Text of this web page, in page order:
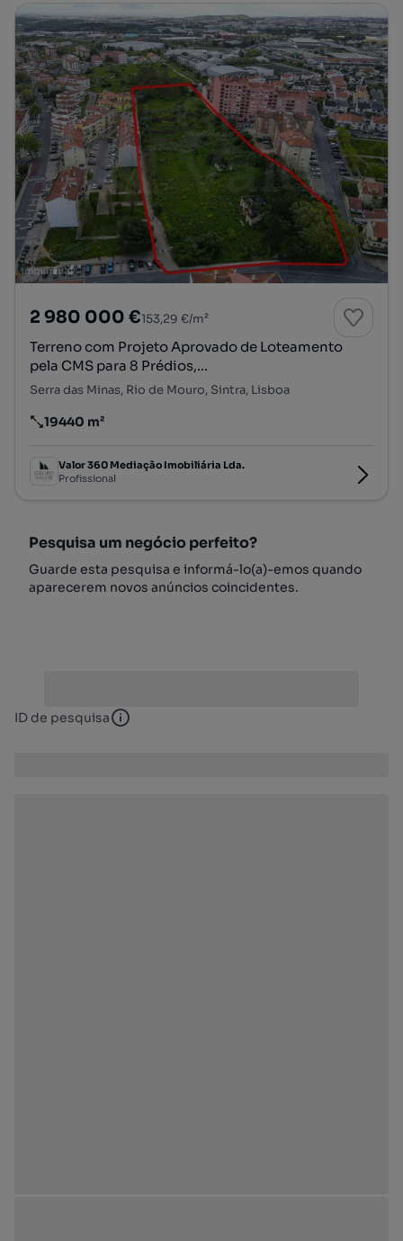
2 980 000 €153,29 €/m²
Terreno com Projeto Aprovado de Loteamento
pela CMS para 8 Prédios,...
Serra das Minas, Rio de Mouro, Sintra, Lisboa
Preço por metro quadrado
19440 m²
Valor 360 Mediação Imobiliária Lda.
Profissional
Pesquisa um negócio perfeito?
Guarde esta pesquisa e informá-lo(a)-emos quando
aparecerem novos anúncios coincidentes.
ID de pesquisa ID de pesquisa